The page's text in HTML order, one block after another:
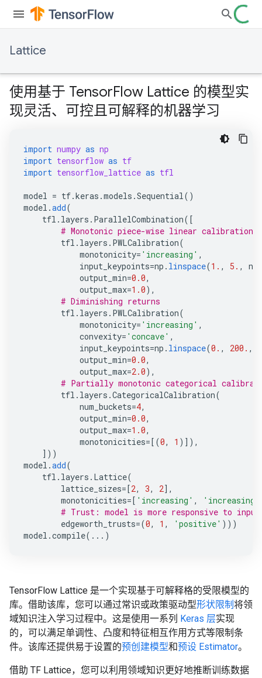
Lattice
使用基于 TensorFlow Lattice 的模型实
现灵活、可控且可解释的机器学习
import numpy as np
import tensorflow as tf
import tensorflow_lattice as tfl
model = tf.keras .models .Sequential()
model .add(
tfl . layers . ParallelCombination([
# Monotonic piece-wise linear calibration
tfl . layers . PWLCalibration(
monotonicity= 'increasing' ,
input_keypoints=np . linspace(1. , 5. ,
output_min=0.0,
output_max=1.0),
# Diminishing returns
tfl . layers . PWLCalibration(
monotonicity= 'increasing' ,
convexity= 'concave' ,
input_keypoints=np . linspace(0. , 200. ,
output_min=0.0,
output_max=2.0),
# Partially monotonic categorical
tfl . layers .CategoricalCalibration(
num_buckets=4,
output_min=0.0,
output_max=1.0,
monotonicities=[(0, 1 )]),
]))
model .add(
tfl . layers . Lattice(
lattice_sizes=[2, 3, 2],
monotonicities=[ 'increasing' , 'increasing'
# Trust: model is more responsive to
edgeworth_trusts=(0, 1 , 'positive' )))
model .compile( ... )
TensorFlow Lattice 是一个实现基于可解释格的受限模型的
库。借助该库，您可以通过常识或政策驱动型形状限制 将领
域知识注入学习过程中。这是使用一系列 Keras 层实现
的，可以满足单调性、凸度和特征相互作用方式等限制条
件。该库还提供易于设置的预创建模型和预设 Estimator。
借助 TF Lattice，您可以利用领域知识更好地推断训练数据